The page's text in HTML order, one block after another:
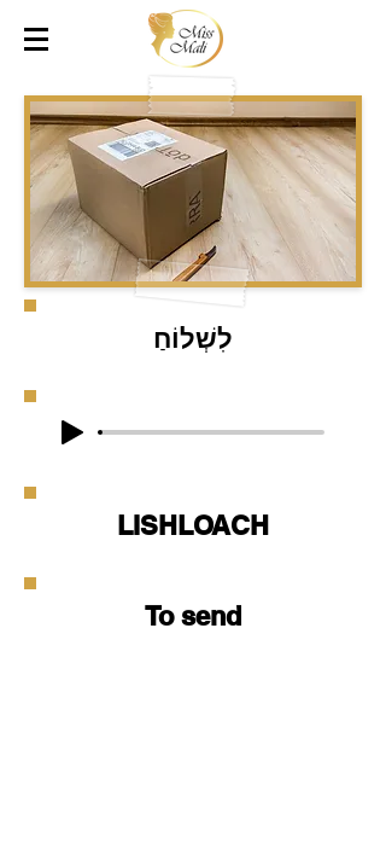
לִשְׁלוֹחַ
LISHLOACH
To send